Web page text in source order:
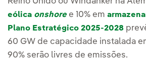
eólica onshore e 10% em
Plano Estratégico 2025-2028
60 GW de capacidade instalada
90% serão livres de emissões.